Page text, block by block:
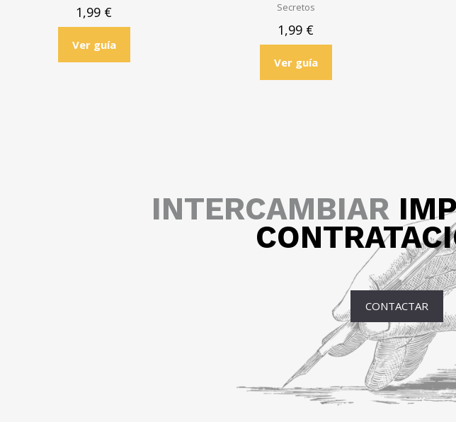
1,99 €
Ver guía
Secretos
1,99 €
Ver guía
INTERCAMBIAR
CONTACTAR